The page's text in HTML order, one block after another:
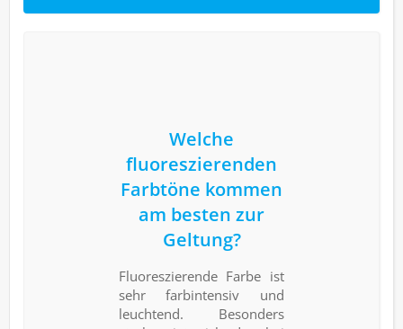
Welche
fluoreszierenden
Farbtöne kommen
am besten zur
Geltung?
Fluoreszierende Farbe ist
sehr farbintensiv und
leuchtend. Besonders